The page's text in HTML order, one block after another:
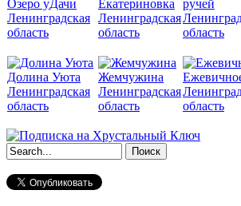
Озеро уДачи
Ленинградская
область
Екатериновка
Ленинградская
область
ручей
область
Долина Уюта
Ленинградская
область
Жемчужина
Ленинградская
область
область
Форма поиска